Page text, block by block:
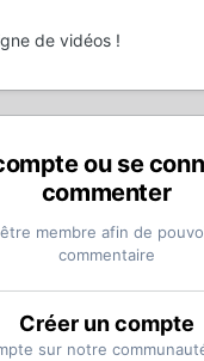
de vidéos !
ou se
commenter
membre afin de
commentaire
Créer un compte
sur notre